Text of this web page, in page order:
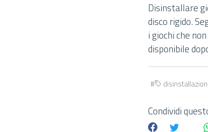
Disinstallare
disco rigido.
i giochi che
disponibile
Condividi